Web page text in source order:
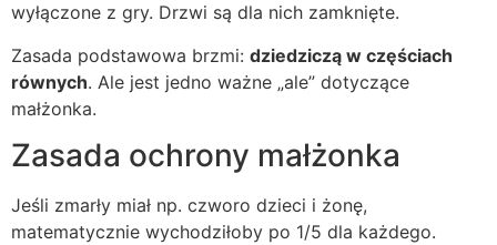
wyłączone z gry. Drzwi są dla nich zamknięte.
Zasada podstawowa brzmi: dziedziczą w częściach
równych. Ale jest jedno ważne „ale” dotyczące
małżonka.
Zasada ochrony małżonka
Jeśli zmarły miał np. czworo dzieci i żonę,
matematycznie wychodziłoby po 1/5 dla każdego.